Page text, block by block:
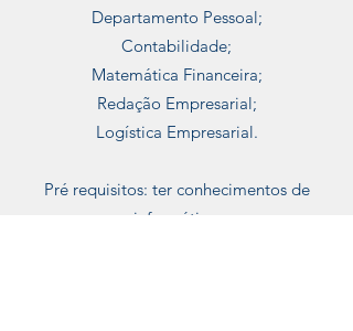
Departamento Pessoal;
Contabilidade;
Matemática Financeira;
Redação Empresarial;
Logística Empresarial.
Pré requisitos: ter conhecimentos de
informática.